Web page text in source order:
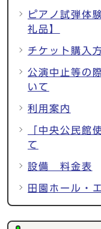
ピアノ試弾体
礼品】
チケット購入
公演中止等の
いて
利用案内
「中央公民館
て
設備 料金表
田園ホール・